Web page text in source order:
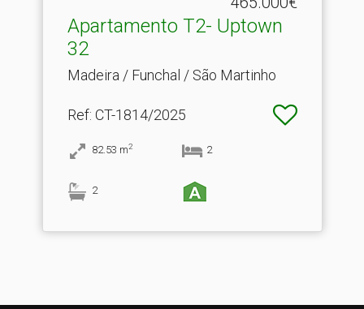
Apartamento T2- Uptown
32
Madeira / Funchal / São Martinho
Ref: CT-1814/2025
82.53 m2 2
2